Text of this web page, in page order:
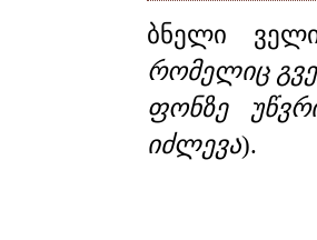
ბნელი
რომელიც
ფონზე
იძლევა).